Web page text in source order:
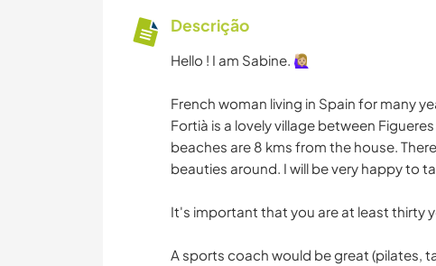
Descrição
Hello ! I am Sabine. 🙋🏼‍♀️
French woman living in Spain for many
Fortià is a lovely village between
beaches are 8 kms from the house.
beauties around. I will be very happy to
It's important that you are at least thirty
A sports coach would be great (pilates,